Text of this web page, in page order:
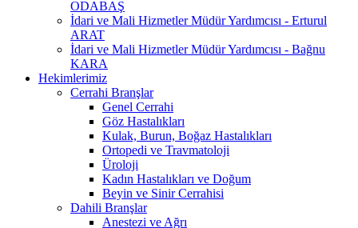
ODABAŞ
İdari ve Mali Hizmetler Müdür Yardımcısı - Erturul
ARAT
İdari ve Mali Hizmetler Müdür Yardımcısı - Bağnu
KARA
Hekimlerimiz
Cerrahi Branşlar
Genel Cerrahi
Göz Hastalıkları
Kulak, Burun, Boğaz Hastalıkları
Ortopedi ve Travmatoloji
Üroloji
Kadın Hastalıkları ve Doğum
Beyin ve Sinir Cerrahisi
Dahili Branşlar
Anestezi ve Ağrı